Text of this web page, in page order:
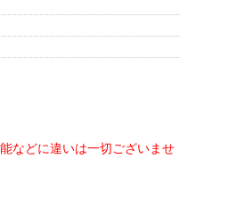
などに違いは一切ございませ